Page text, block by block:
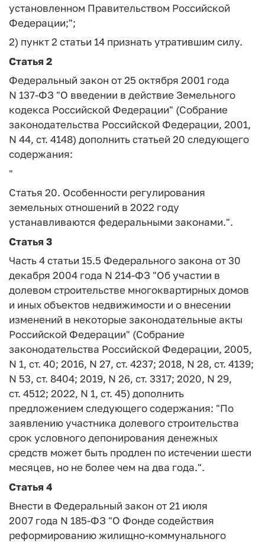
установленном Правительством Российской
Федерации;";
2) пункт 2 статьи 14 признать утратившим силу.
Статья 2
Федеральный закон от 25 октября 2001 года
N 137-ФЗ "О введении в действие Земельного
кодекса Российской Федерации" (Собрание
законодательства Российской Федерации, 2001,
N 44, ст. 4148) дополнить статьей 20 следующего
содержания:
"
Статья 20. Особенности регулирования
земельных отношений в 2022 году
устанавливаются федеральными законами.".
Статья 3
Часть 4 статьи 15.5 Федерального закона от 30
декабря 2004 года N 214-ФЗ "Об участии в
долевом строительстве многоквартирных домов
и иных объектов недвижимости и о внесении
изменений в некоторые законодательные акты
Российской Федерации" (Собрание
законодательства Российской Федерации, 2005,
N 1, ст. 40; 2016, N 27, ст. 4237; 2018, N 28, ст. 4139;
N 53, ст. 8404; 2019, N 26, ст. 3317; 2020, N 29,
ст. 4512; 2022, N 1, ст. 45) дополнить
предложением следующего содержания: "По
заявлению участника долевого строительства
срок условного депонирования денежных
средств может быть продлен по истечении шести
месяцев, но не более чем на два года.".
Статья 4
Внести в Федеральный закон от 21 июля
2007 года N 185-ФЗ "О Фонде содействия
реформированию жилищно-коммунального